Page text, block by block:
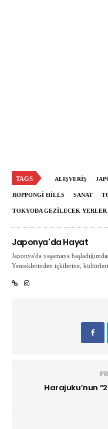
TAGS ALIŞVERIŞ
ROPPONGI HILLS SANAT
TOKYODA GEZILECEK YERLER
Japonya'da Hayat
Japonya'da yaşamaya
Yemeklerinden içkilerine,
Harajuku’nun